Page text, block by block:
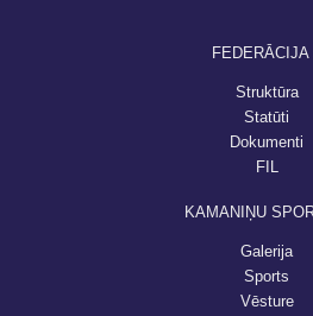
FEDERĀCIJA
Struktūra
Statūti
Dokumenti
FIL
KAMANIŅU
Galerija
Sports
Vēsture